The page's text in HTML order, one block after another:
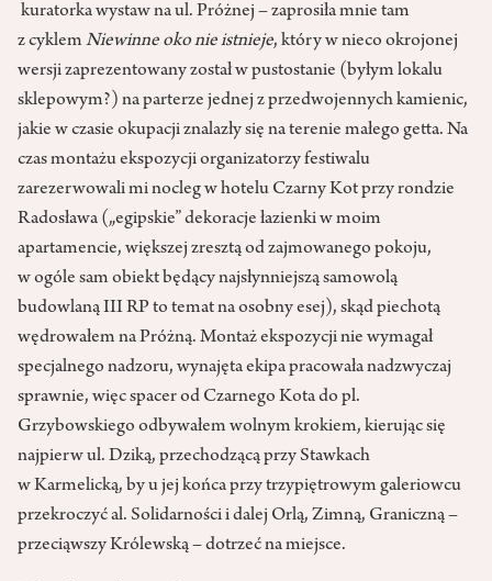
kuratorka wystaw na ul. Próżnej – zaprosiła mnie tam
z cyklemNiewinne oko nie istnieje, który w nieco okrojonej
wersji zaprezentowany został w pustostanie (byłym lokalu
sklepowym?) na parterze jednej z przedwojennych kamienic,
jakie w czasie okupacji znalazły się na terenie małego getta. Na
czas montażu ekspozycji organizatorzy festiwalu
zarezerwowali mi nocleg w hotelu Czarny Kot przy rondzie
Radosława („egipskie” dekoracje łazienki w moim
apartamencie, większej zresztą od zajmowanego pokoju,
w ogóle sam obiekt będący najsłynniejszą samowolą
budowlaną III RP to temat na osobny esej), skąd piechotą
wędrowałem na Próżną. Montaż ekspozycji nie wymagał
specjalnego nadzoru, wynajęta ekipa pracowała nadzwyczaj
sprawnie, więc spacer od Czarnego Kota do pl.
Grzybowskiego odbywałem wolnym krokiem, kierując się
najpierw ul. Dziką, przechodzącą przy Stawkach
w Karmelicką, by u jej końca przy trzypiętrowym galeriowcu
przekroczyć al. Solidarności i dalej Orlą, Zimną, Graniczną –
przeciąwszy Królewską – dotrzeć na miejsce.